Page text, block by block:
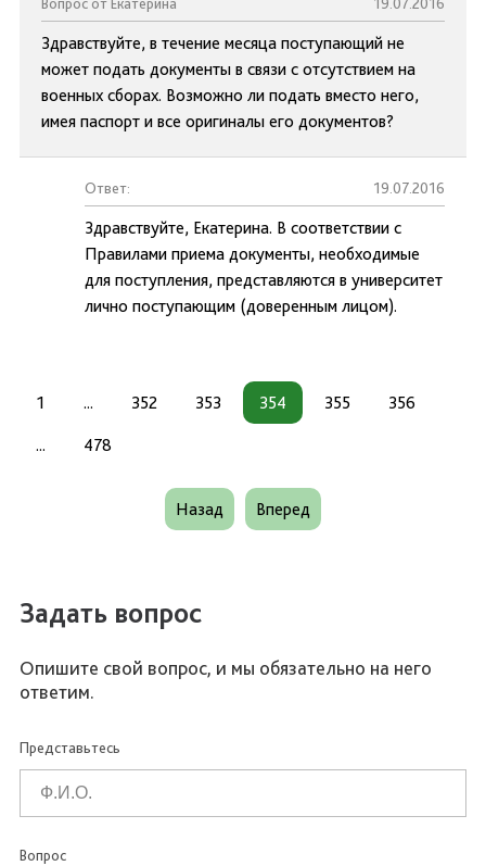
Здравствуйте, в течение месяца поступающий не
может подать документы в связи с отсутствием на
военных сборах. Возможно ли подать вместо него,
имея паспорт и все оригиналы его документов?
Ответ: 19.07.2016
Здравствуйте, Екатерина. В соответствии с
Правилами приема документы, необходимые
для поступления, представляются в университет
лично поступающим (доверенным лицом).
1 ... 352 353 354 355 356
... 478
Назад Вперед
Задать вопрос
Опишите свой вопрос, и мы обязательно на него
ответим.
Представьтесь
Вопрос